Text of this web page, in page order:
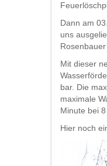
Dann am
uns
Mit dieser
bar. Die
maximale
Minute bei
Hier noch